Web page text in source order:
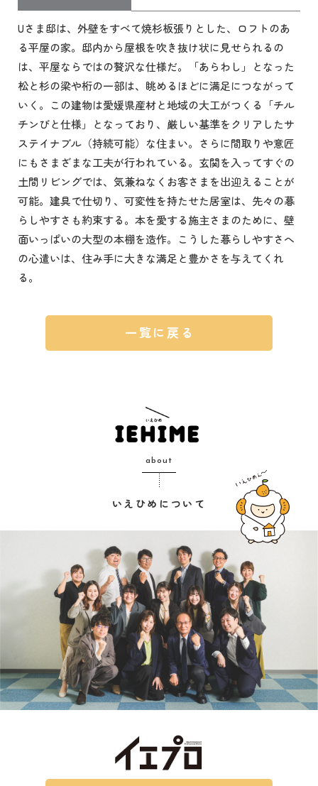
Uさま邸は、外壁をすべて焼杉板張りとした、ロフトのあ
る平屋の家。邸内から屋根を吹き抜け状に見せられるの
は、平屋ならではの贅沢な仕様だ。「あらわし」となった
松と杉の梁や桁の一部は、眺めるほどに満足につながって
いく。この建物は愛媛県産材と地域の大工がつくる「チル
チンびと仕様」となっており、厳しい基準をクリアしたサ
ステイナブル（持続可能）な住まい。さらに間取りや意匠
にもさまざまな工夫が行われている。玄関を入ってすぐの
土間リビングでは、気兼ねなくお客さまを出迎えることが
可能。建具で仕切り、可変性を持たせた居室は、先々の暮
らしやすさも約束する。本を愛する施主さまのために、壁
面いっぱいの大型の本棚を造作。こうした暮らしやすさへ
の心遣いは、住み手に大きな満足と豊かさを与えてくれ
る。
一覧に戻る
about
いえひめについて